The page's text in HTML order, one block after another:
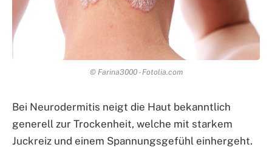
© Farina3000 - Fotolia.com
Bei Neurodermitis neigt die Haut bekanntlich
generell zur Trockenheit, welche mit starkem
Juckreiz und einem Spannungsgefühl einhergeht.